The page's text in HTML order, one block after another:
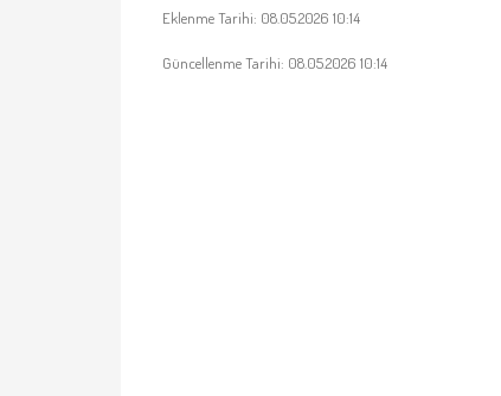
Eklenme Tarihi: 08.05.2026 10:14
Güncellenme Tarihi: 08.05.2026 10:14